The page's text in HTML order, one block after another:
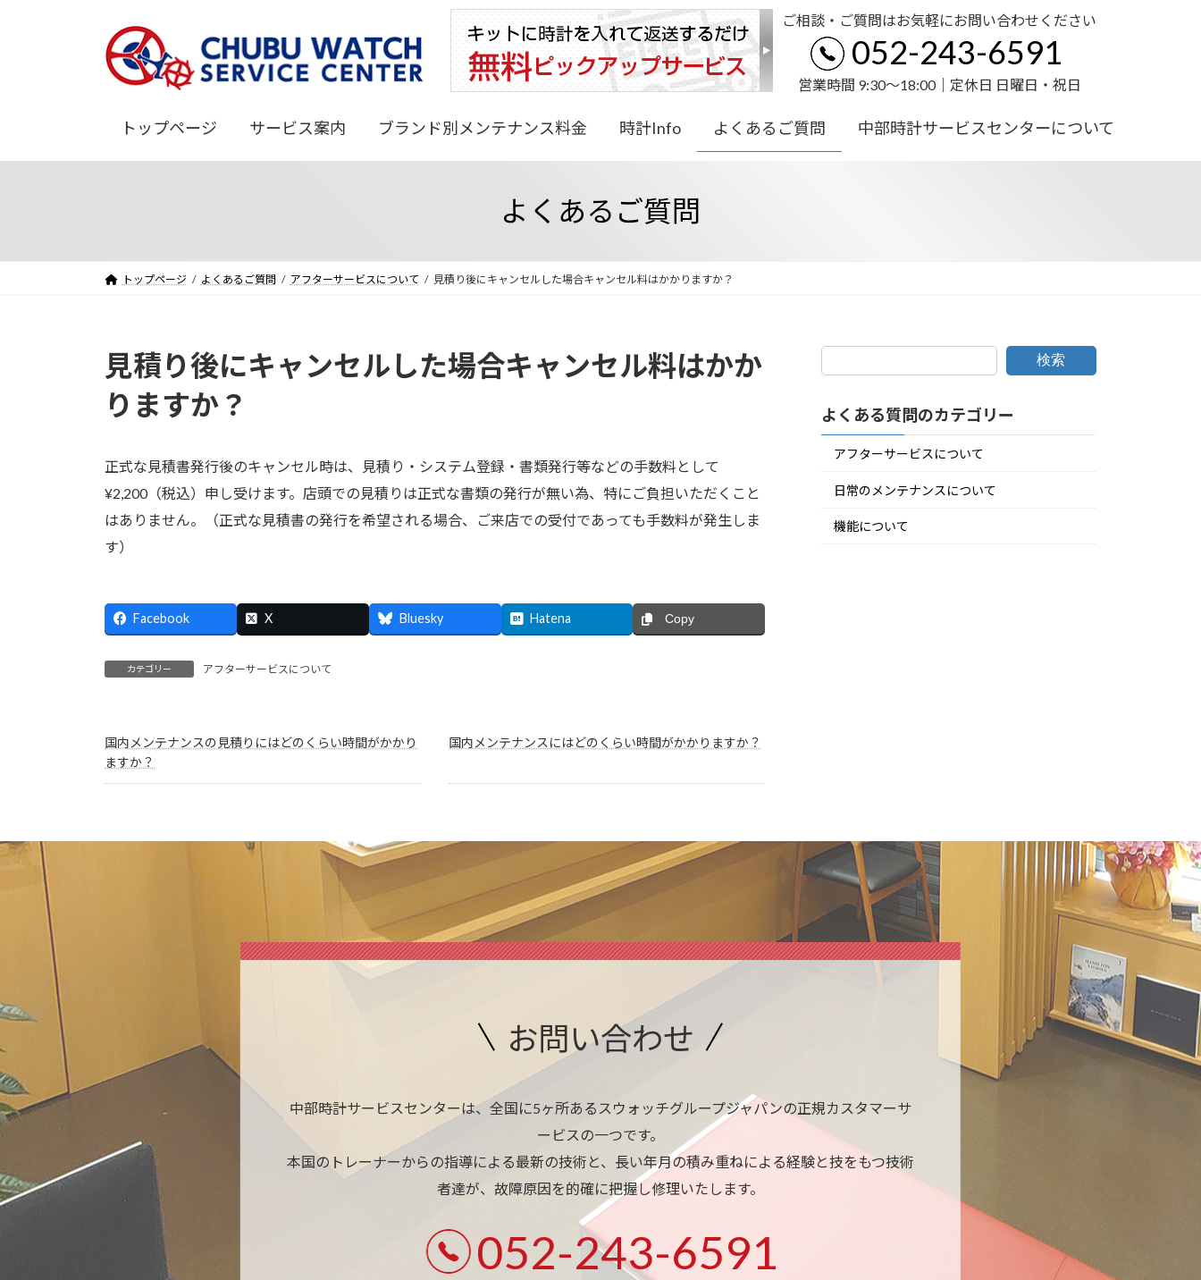
キ
に
ご相談・ご質問はお気軽にお問い合わせください
052-243-6591
営業時間 9:30〜18:00｜定休日 日曜日・祝日
トップページ サービス案内 ブランド別メンテナンス料金 時計Info よくあるご質問 中部時計サービスセンターについて
よくあるご質問
トップページ よくあるご質問 アフターサービスについて 見積り後にキャンセルした場合キャンセル料はかかりますか？
検索
よくある質問のカテゴリー
アフターサービスについて
日常のメンテナンスについて
機能について
見積り後にキャンセルした場合キャンセル料はかか
りますか？
正式な見積書発行後のキャンセル時は、見積り・システム登録・書類発行等などの手数料として
¥2,200（税込）申し受けます。店頭での見積りは正式な書類の発行が無い為、特にご負担いただくこと
はありません。（正式な見積書の発行を希望される場合、ご来店での受付であっても手数料が発生しま
す）
Facebook X Bluesky Hatena Copy
カテゴリー アフターサービスについて
国内メンテナンスの見積りにはどのくらい時間がかかり
ますか？
国内メンテナンスにはどのくらい時間がかかりますか？
お問い合わせ
中部時計サービスセンターは、全国に5ヶ所あるスウォッチグループジャパンの正規カスタマーサ
ービスの一つです。
本国のトレーナーからの指導による最新の技術と、長い年月の積み重ねによる経験と技をもつ技術
者達が、故障原因を的確に把握し修理いたします。
052-243-6591